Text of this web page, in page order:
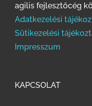
agilis fejlesztőcég
Adatkezelési
Sütikezelési
Impresszum
KAPCSOLAT